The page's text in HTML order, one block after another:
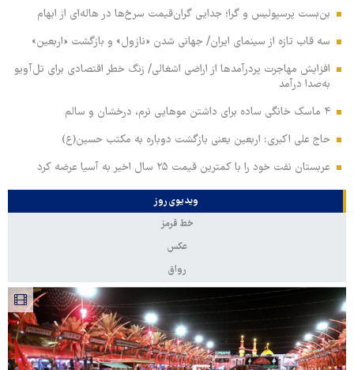
بن‌بست پرسپولیس و گرا؛ جدایی گران‌قیمت سرخ‌ها در هاله‌ای از ابهام
سه قاب تازه از سینمای ایران/ جهانی شدن «نازول» و بازگشت «اربعین»
افزایش مهاجرت پردرآمدها از اراضی اشغالی/ زنگ خطر اقتصادی برای تل‌آویو
به‌صدا درآمد
۴ ماسک خانگی ساده برای داشتن موهایی نرم، درخشان و سالم
حاج علی اکبری: اربعین یعنی بازگشت دوباره به مکتب حسین(ع)
عربستان نفت خود را با کمترین قیمت ۲۵ سال اخیر به آسیا عرضه کرد
ویدیوی روز
خط قرمز
عکس
رواق